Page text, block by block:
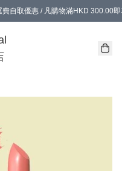
自取優惠 / 凡購物滿HKD 300.00